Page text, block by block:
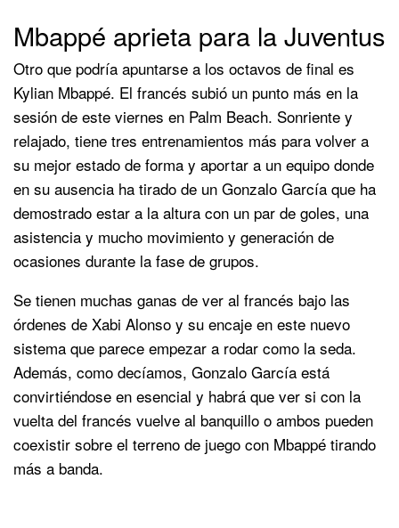
Mbappé aprieta para la Juventus
Otro que podría apuntarse a los octavos de final es
Kylian Mbappé. El francés subió un punto más en la
sesión de este viernes en Palm Beach. Sonriente y
relajado, tiene tres entrenamientos más para volver a
su mejor estado de forma y aportar a un equipo donde
en su ausencia ha tirado de un Gonzalo García que ha
demostrado estar a la altura con un par de goles, una
asistencia y mucho movimiento y generación de
ocasiones durante la fase de grupos.
Se tienen muchas ganas de ver al francés bajo las
órdenes de Xabi Alonso y su encaje en este nuevo
sistema que parece empezar a rodar como la seda.
Además, como decíamos, Gonzalo García está
convirtiéndose en esencial y habrá que ver si con la
vuelta del francés vuelve al banquillo o ambos pueden
coexistir sobre el terreno de juego con Mbappé tirando
más a banda.